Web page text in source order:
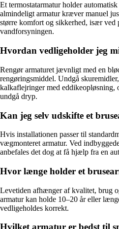
Et termostatarmatur holder
almindeligt armatur kræver manuel
større komfort og sikkerhed, især
vandforsyningen.
Hvordan vedligeholder jeg
Rengør armaturet jævnligt med en
rengøringsmiddel. Undgå
kalkaflejringer med eddikeopløsning,
undgå dryp.
Kan jeg selv udskifte et
Hvis installationen passer til
vægmonteret armatur. Ved
anbefales det dog at få hjælp fra en
Hvor længe holder et
Levetiden afhænger af kvalitet, brug
armatur kan holde 10–20 år eller
vedligeholdes korrekt.